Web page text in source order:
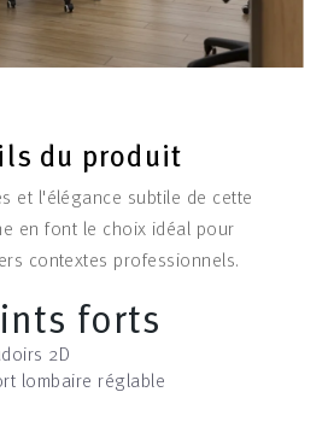
du produit
et l'élégance subtile de cette
en font le choix idéal pour
contextes professionnels.
forts
2D
lombaire réglable